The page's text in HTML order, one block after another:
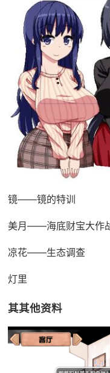
镜——镜的特训
美月——海底财宝大作
凉花——生态调查
灯里
其其他资料